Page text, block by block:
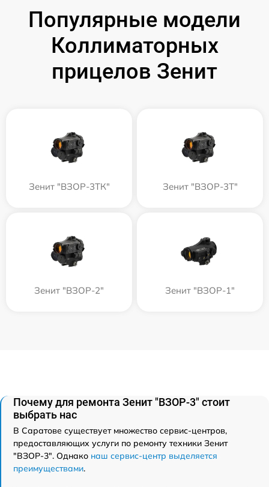
Популярные модели
Коллиматорных
прицелов Зенит
Зенит "ВЗОР-3ТК" Зенит "ВЗОР-3Т"
Зенит "ВЗОР-2" Зенит "ВЗОР-1"
Почему для ремонта Зенит "ВЗОР-3" стоит
выбрать нас
В Саратове существует множество сервис-центров,
предоставляющих услуги по ремонту техники Зенит
"ВЗОР-3". Однако наш сервис-центр выделяется
преимуществами.